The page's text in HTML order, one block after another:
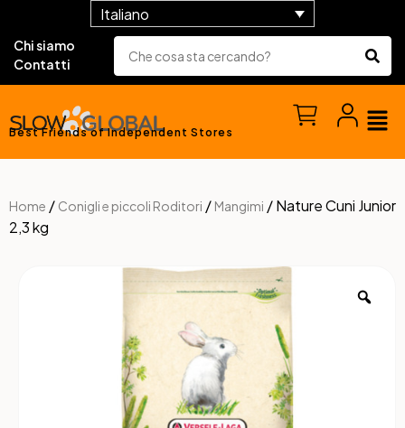
Italiano
Chi siamo
Contatti
Best Friends of Independent Stores
Home / Conigli e piccoli Roditori / Mangimi / Nature Cuni Junior
2,3 kg